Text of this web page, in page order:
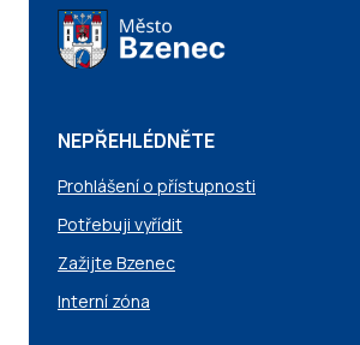
NEPŘEHLÉDNĚTE
Prohlášení o přístupnosti
Potřebuji vyřídit
Zažijte Bzenec
Interní zóna